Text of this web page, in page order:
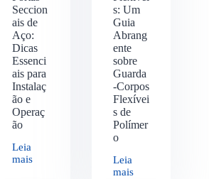
Seccion
ais de
Aço:
Dicas
Essenci
ais para
Instalaç
ão e
Operaç
ão
Leia
mais
s: Um
Guia
Abrang
ente
sobre
Guarda
-Corpos
Flexívei
s de
Polímer
o
Leia
mais